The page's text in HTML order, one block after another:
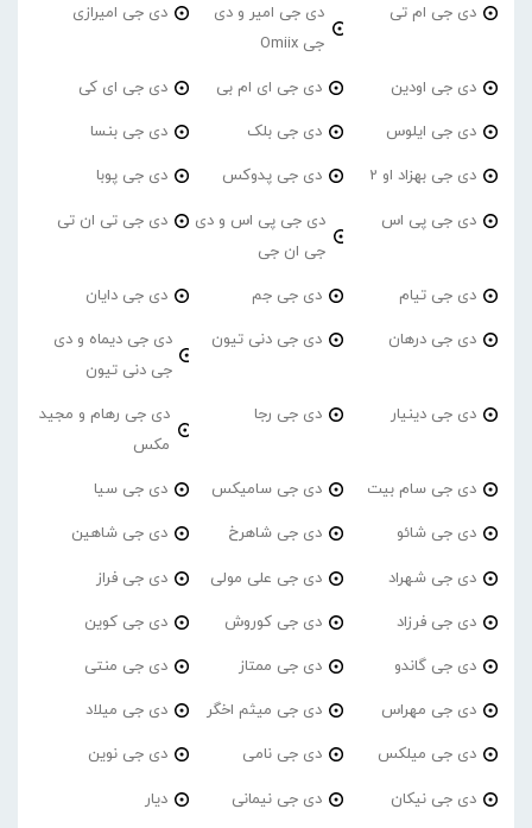
دی جی ام تی
دی جی امیر و دی
جی Omiix
دی جی امیرازی
دی جی اودین دی جی ای ام بی دی جی ای کی
دی جی ایلوس دی جی بلک دی جی بنسا
دی جی بهزاد او 2 دی جی پدوکس دی جی پوبا
دی جی پی اس
دی جی پی اس و دی
جی ان جی
دی جی تی ان تی
دی جی تیام دی جی جم دی جی دایان
دی جی درهان دی جی دنی تیون
دی جی دیماه و دی
جی دنی تیون
دی جی دینیار دی جی رجا
دی جی رهام و مجید
مکس
دی جی سام بیت دی جی سامیکس دی جی سیا
دی جی شائو دی جی شاهرخ دی جی شاهین
دی جی شهراد دی جی علی مولی دی جی فراز
دی جی فرزاد دی جی کوروش دی جی کوین
دی جی گاندو دی جی ممتاز دی جی منتی
دی جی مهراس دی جی میثم اخگر دی جی میلاد
دی جی میلکس دی جی نامی دی جی نوین
دی جی نیکان دی جی نیمانی دیار